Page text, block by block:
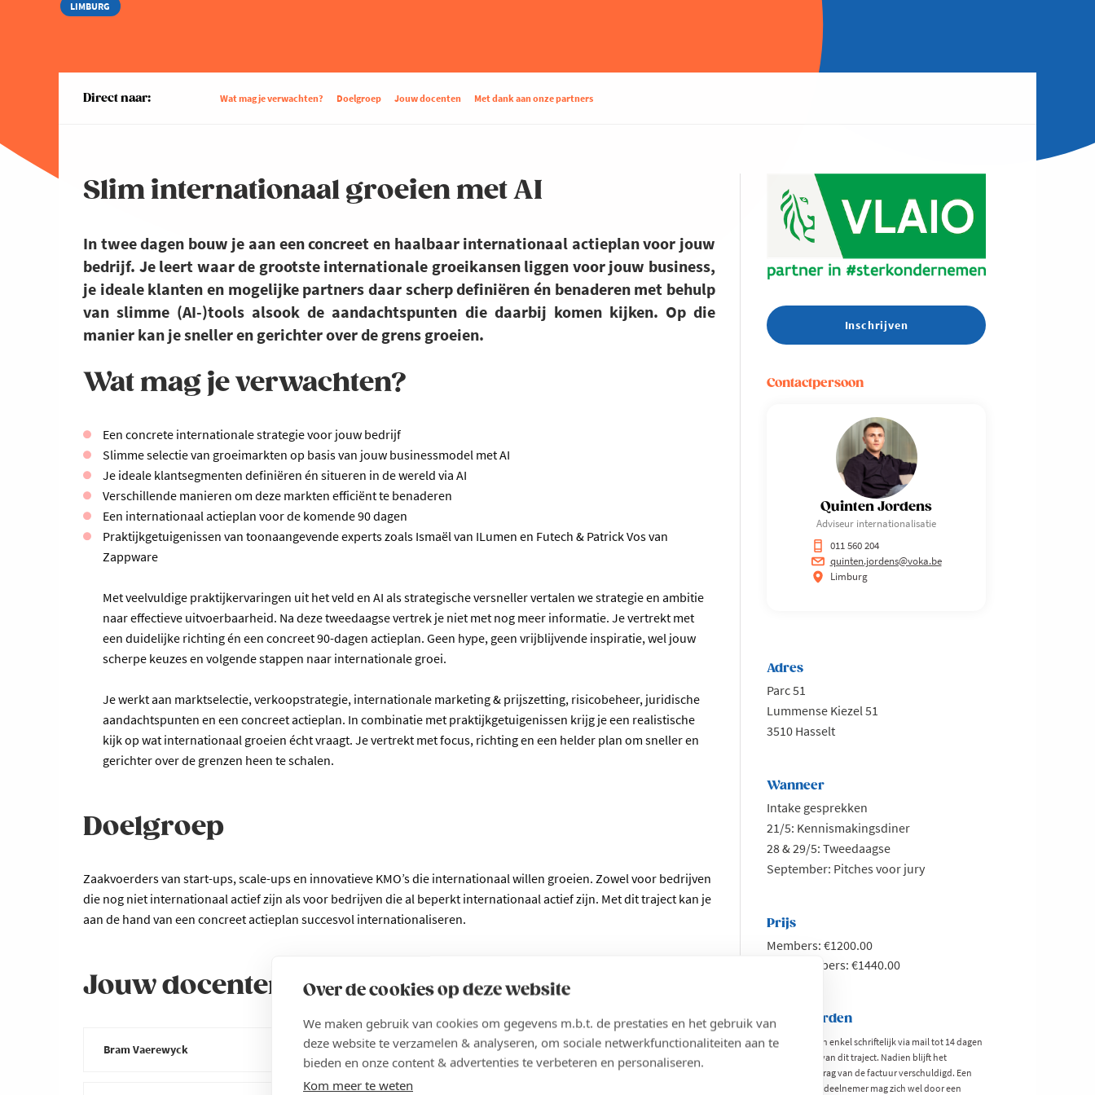
Over de cookies op deze website
We maken gebruik van cookies om gegevens m.b.t. de prestaties en het gebruik van
deze website te verzamelen & analyseren, om sociale netwerkfunctionaliteiten aan te
bieden en onze content & advertenties te verbeteren en personaliseren.
Kom meer te weten
LIMBURG
Direct naar: Wat mag je verwachten? Doelgroep Jouw docenten Met dank aan onze partners
Slim internationaal groeien met AI
In twee dagen bouw je aan een concreet en haalbaar internationaal actieplan voor jouw
bedrijf. Je leert waar de grootste internationale groeikansen liggen voor jouw business,
je ideale klanten en mogelijke partners daar scherp definiëren én benaderen met behulp
van slimme (AI-)tools alsook de aandachtspunten die daarbij komen kijken. Op die
manier kan je sneller en gerichter over de grens groeien.
Wat mag je verwachten?
Een concrete internationale strategie voor jouw bedrijf
Slimme selectie van groeimarkten op basis van jouw businessmodel met AI
Je ideale klantsegmenten definiëren én situeren in de wereld via AI
Verschillende manieren om deze markten efficiënt te benaderen
Een internationaal actieplan voor de komende 90 dagen
Praktijkgetuigenissen van toonaangevende experts zoals Ismaël van ILumen en Futech & Patrick Vos van
Zappware
Met veelvuldige praktijkervaringen uit het veld en AI als strategische versneller vertalen we strategie en ambitie
naar effectieve uitvoerbaarheid. Na deze tweedaagse vertrek je niet met nog meer informatie. Je vertrekt met
een duidelijke richting én een concreet 90-dagen actieplan. Geen hype, geen vrijblijvende inspiratie, wel jouw
scherpe keuzes en volgende stappen naar internationale groei.
Je werkt aan marktselectie, verkoopstrategie, internationale marketing & prijszetting, risicobeheer, juridische
aandachtspunten en een concreet actieplan. In combinatie met praktijkgetuigenissen krijg je een realistische
kijk op wat internationaal groeien écht vraagt. Je vertrekt met focus, richting en een helder plan om sneller en
gerichter over de grenzen heen te schalen.
Doelgroep
Zaakvoerders van start-ups, scale-ups en innovatieve KMO’s die internationaal willen groeien. Zowel voor bedrijven
die nog niet internationaal actief zijn als voor bedrijven die al beperkt internationaal actief zijn. Met dit traject kan je
aan de hand van een concreet actieplan succesvol internationaliseren.
Jouw docenten
Bram Vaerewyck
Bram combineert meer dan tien jaar internationale ervaring als Export Director bij Duvel
Inschrijven
Contactpersoon
Quinten Jordens
Adviseur internationalisatie
011 560 204
quinten.jordens@voka.be
Limburg
Adres
Parc 51
Lummense Kiezel 51
3510 Hasselt
Wanneer
Intake gesprekken
21/5: Kennismakingsdiner
28 & 29/5: Tweedaagse
September: Pitches voor jury
Prijs
Members: €1200.00
Non-members: €1440.00
Voorwaarden
Annuleren kan enkel schriftelijk via mail tot 14 dagen
voor de start van dit traject. Nadien blijft het
volledige bedrag van de factuur verschuldigd. Een
ingeschreven deelnemer mag zich wel door een